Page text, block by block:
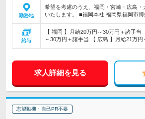
勤務地
希望を考慮のうえ、福岡・宮崎・広島
いたします。 ■福岡本社 福岡県福岡市博
給与
【 福岡 】月給20万円～30万円＋諸手当
～30万円＋諸手当 【 広島 】月給21万円
求人詳細を見る
志望動機・自己PR不要